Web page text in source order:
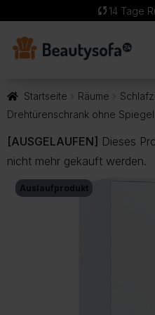
sync 14 Tage
Startseite Räume
Drehtürenschrank ohne
[AUSGELAUFEN] Dieses
nicht mehr gekauft werden.
Auslaufprodukt